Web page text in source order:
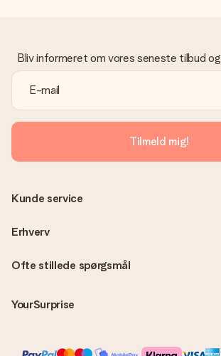
venligst vores kundeservice, de hjælper
passende løsning.
Er fakturaen sendt sammen med ordren?
Ingen faktura sendes med din ordre. Du
fakturaen i bekræftelsesemailen, og du kan
MySurprise-konto. Det betyder at du kan få
direkte til modtageren, hvilket gør det til en
overraskelse!
Bliv informeret om vores seneste tilbud
Tilmeld mig!
Ofte stillede spørgsmål
YourSurprise
Kunde service
Erhverv